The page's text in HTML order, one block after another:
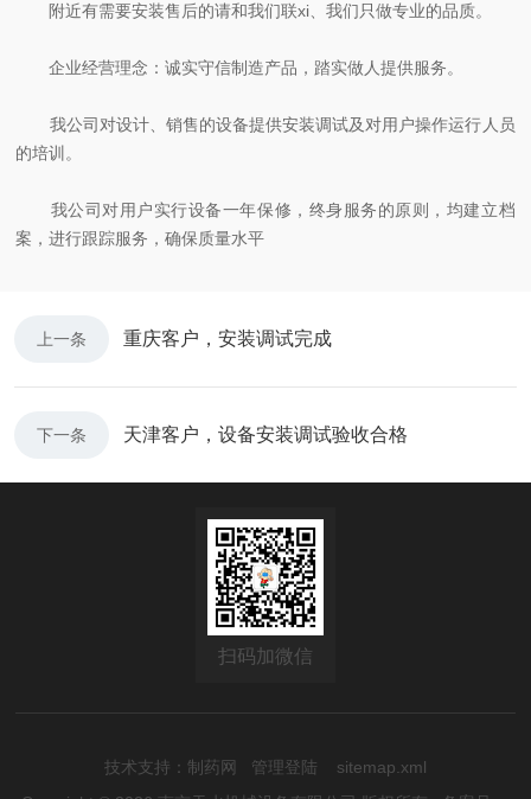
附近有需要安装售后的请和我们联xi、我们只做专业的品质。
企业经营理念：诚实守信制造产品，踏实做人提供服务。
我公司对设计、销售的设备提供安装调试及对用户操作运行人员
的培训。
我公司对用户实行设备一年保修，终身服务的原则，均建立档
案，进行跟踪服务，确保质量水平
上一条 重庆客户，安装调试完成
下一条 天津客户，设备安装调试验收合格
扫码加微信
技术支持： 制药网 管理登陆
sitemap.xml